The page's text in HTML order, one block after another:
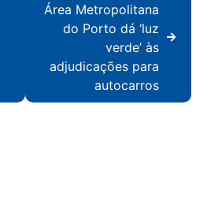
Área Metropolitana
do Porto dá ‘luz
verde’ às
adjudicações para
autocarros